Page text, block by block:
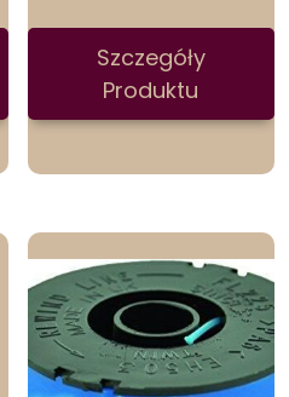
Szczegóły
Produktu